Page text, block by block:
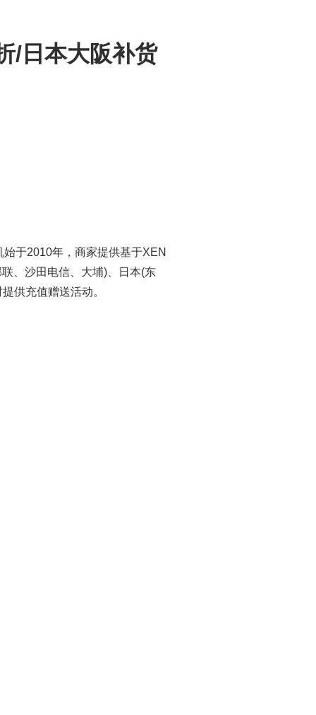
/日本大阪补货
于2010年，商家提供基于XEN
、沙田电信、大埔)、日本(东
供充值赠送活动。